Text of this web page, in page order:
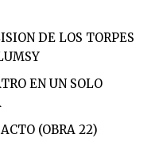
DE LOS TORPES
EN UN SOLO
(OBRA 22)